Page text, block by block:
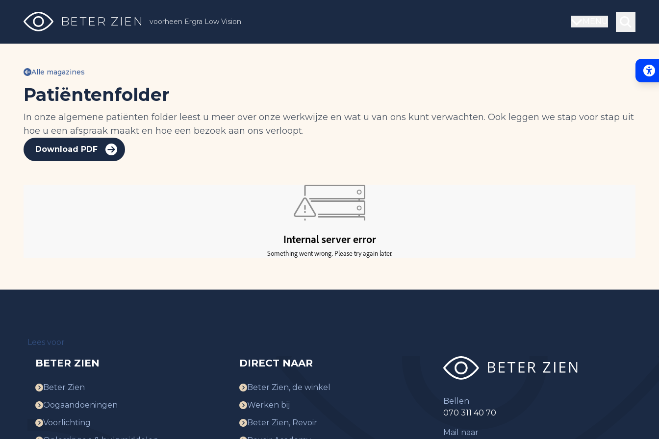
BETER ZIEN voorheen Ergra Low Vision
Alle magazines
Patiëntenfolder
In onze algemene patiënten folder leest u meer over onze werkwijze en wat u van ons kunt verwachten. Ook leggen we stap voor stap uit
hoe u een afspraak maakt en hoe een bezoek aan ons verloopt.
Download PDF
Lees voor
BETER ZIEN
Beter Zien
Oogaandoeningen
Voorlichting
DIRECT NAAR
Beter Zien, de winkel
Werken bij
Beter Zien, Revoir
Bellen
070 311 40 70
Mail naar